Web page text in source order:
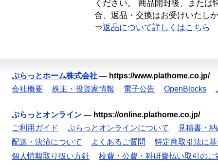
ください。 商品開封後、または
合、返品・交換はお受けいたし
⇒返品について詳しくはこちら
ぷらっとホーム株式会社 — https://www.plathome.co.jp/
会社概要
株主・投資家情報 電子公告 OpenBlocks
ぷらっとオンライン — https://online.plathome.co.jp/
ご利用ガイド
ぷらっとオンラインについて
見積書・
配送・決済について
よくあるご質問
特定商取引法に
個人情報取り扱い方針
校費・公費・科研費払い取引のご